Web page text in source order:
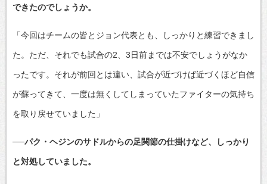
できたのでしょうか。
「今回はチームの皆とジョン代表とも、しっかりと練習できまし
た。ただ、それでも試合の2、3日前までは不安でしょうがなか
ったです。それが前回とは違い、試合が近づけば近づくほど自信
が蘇ってきて、一度は無くしてしまっていたファイターの気持ち
を取り戻せていました」
──パク・ヘジンのサドルからの足関節の仕掛けなど、しっかり
と対処していました。